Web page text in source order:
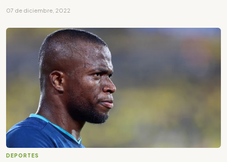
07 de diciembre, 2022
DEPORTES